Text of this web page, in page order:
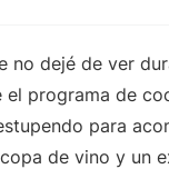
no dejé de ver
el programa de
para
de vino y un